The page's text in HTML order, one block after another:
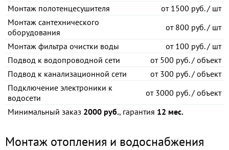
Монтаж полотенцесушителя
от1500 руб. / шт
Монтаж сантехнического
оборудования
от800 руб. / шт
Монтаж фильтра очистки воды
от100 руб. / шт
Подвод к водопроводной сети
от500 руб. / объект
Подвод к канализационной сети
от300 руб. / объект
Подключение электроники к
водосети
от3000 руб. / объект
Минимальный заказ 2000 руб., гарантия 12 мес.
Монтаж отопления и водоснабжения